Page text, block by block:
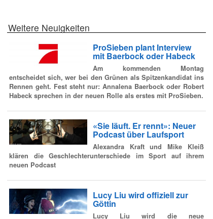
Weitere Neuigkeiten
ProSieben plant Interview
mit Baerbock oder Habeck
Am kommenden Montag
entscheidet sich, wer bei den Grünen als Spitzenkandidat ins
Rennen geht. Fest steht nur: Annalena Baerbock oder Robert
Habeck sprechen in der neuen Rolle als erstes mit ProSieben.
«Sie läuft. Er rennt»: Neuer
Podcast über Laufsport
Alexandra Kraft und Mike Kleiß
klären die Geschlechterunterschiede im Sport auf ihrem
neuen Podcast
Lucy Liu wird offiziell zur
Göttin
Lucy Liu wird die neue